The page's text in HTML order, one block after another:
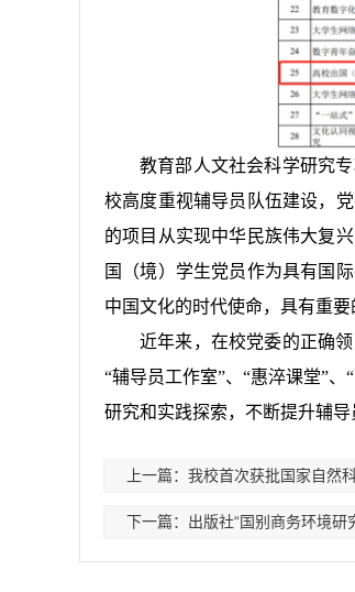
教育部人文社会科学研究
校高度重视辅导员队伍建设，
的项目从实现中华民族伟大复
国（境）学生党员作为具有国
中国文化的时代使命，具有重要
近年来，在校党委的正确
“辅导员工作室”、“惠淬课堂”
研究和实践探索，不断提升辅导
上一篇：我校首次获批国家自然
下一篇：出版社“国别商务环境研